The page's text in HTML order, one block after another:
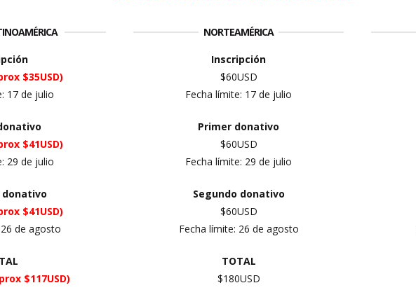
$35USD)
17 de julio
$41USD)
29 de julio
donativo
$41USD)
26 de agosto
$117USD)
NORTEAMÉRICA
Inscripción
$60USD
Fecha límite: 17 de julio
Primer donativo
$60USD
Fecha límite: 29 de julio
Segundo donativo
$60USD
Fecha límite: 26 de agosto
TOTAL
$180USD